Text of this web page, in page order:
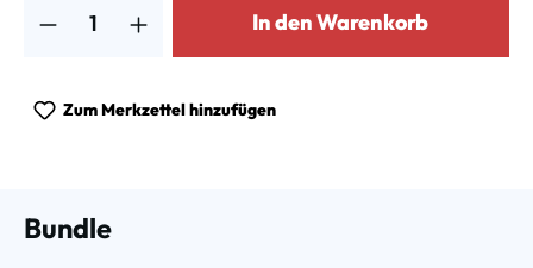
In den Warenkorb
Zum Merkzettel hinzufügen
Bundle